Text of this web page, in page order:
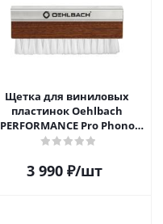
Щетка для виниловых
пластинок Oehlbach
PERFORMANCE Pro Phono
Brush, Record Brush,
3 990₽/шт